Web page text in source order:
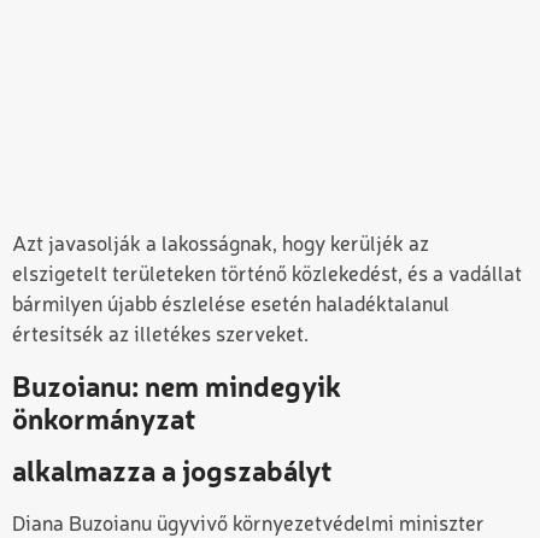
Azt javasolják a lakosságnak, hogy kerüljék az
elszigetelt területeken történő közlekedést, és a vadállat
bármilyen újabb észlelése esetén haladéktalanul
értesítsék az illetékes szerveket.
Buzoianu: nem mindegyik
önkormányzat
alkalmazza a jogszabályt
Diana Buzoianu ügyvivő környezetvédelmi miniszter